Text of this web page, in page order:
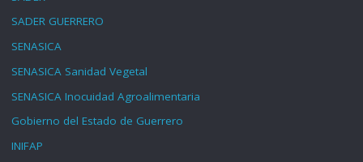
SADER GUERRERO
SENASICA
SENASICA Sanidad Vegetal
SENASICA Inocuidad Agroalimentaria
Gobierno del Estado de Guerrero
INIFAP